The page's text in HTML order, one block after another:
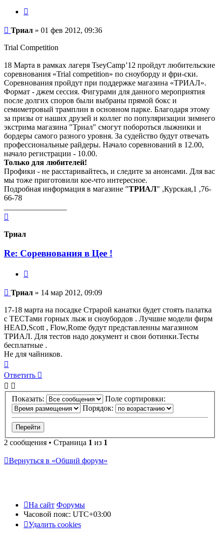
Сообщение
Триал » 01 фев 2012, 09:36
Trial Сompetition
18 Марта в рамках лагеря TseyCamp’12 пройдут любительские
соревнования «Trial competition» по сноуборду и фри-ски.
Соревнования пройдут при поддержке магазина «ТРИАЛ».
Формат - джем сессия. Фигурами для данного мероприятия
после долгих споров были выбраны прямой бокс и
семиметровый трамплин в основном парке. Благодаря этому
за призы от наших друзей и коллег по популяризации зимнего
экстрима магазина "Триал" смогут побороться лыжники и
бордеры самого разного уровня. За судейство будут отвечать
профессиональные райдеры. Начало соревнований в 12.00,
начало регистрации - 10.00.
Только для любителей!
Профики - не расстаривайтесь, и следите за анонсами. Для вас
мы тоже приготовили кое-что интересное.
Подробная информация в магазине "ТРИАЛ" ,Курская,1 ,76-
66-78
началу
Триал
Re: Соревнования в Цее !
Сообщение
Триал » 14 мар 2012, 09:09
17-18 марта на посадке Страрой канатки будет стоять палатка
с ТЕСТами горных лыж и сноубордов . Лучшие модели фирм
HEAD,Scott , Flow,Rome будут представленны магазином
ТРИАЛ. Для тестов надо документ и свои ботинки.Тесты
бесплатные .
Не для чайников.
к
началу
Ответить
Показать:
Поле сортировки:
Порядок:
2 сообщения • Страница 1 из 1
Вернуться в «Общий форум»
На сайт Форумы
Часовой пояс: UTC+03:00
Удалить cookies